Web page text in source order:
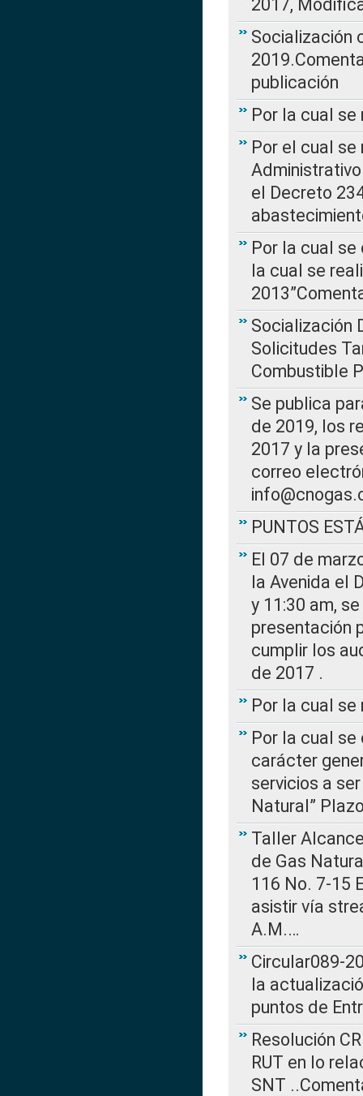
2017,
Socialización
publicación
Por la cual se
Por el cual
el Decreto
Por la cual se
la cual se
Socialización
Solicitudes
Combustible
Se publica
de 2019, los
2017 y la
correo
PUNTOS
El 07 de
la Avenida el
y 11:30 am,
presentación
cumplir los
de 2017 .
Por la cual se
Por la cual
carácter
servicios a
Natural”
Taller
de Gas
116 No. 7-15
asistir vía
A.M.…
Circular089-
la
puntos de
Resolución
RUT en lo
SNT